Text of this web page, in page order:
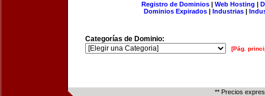
Registro de Dominios| Web Hosting |
Dominios Expirados | Industrias |
Categorías de Dominio:
[Pág.
** Precios